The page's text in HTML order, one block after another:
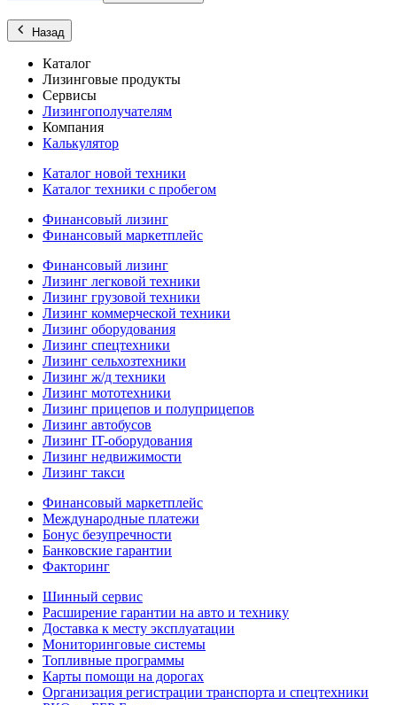
Назад
Каталог
Лизинговые продукты
Сервисы
Лизингополучателям
Компания
Калькулятор
Каталог новой техники
Каталог техники с пробегом
Финансовый лизинг
Финансовый маркетплейс
Финансовый лизинг
Лизинг легковой техники
Лизинг грузовой техники
Лизинг коммерческой техники
Лизинг оборудования
Лизинг спецтехники
Лизинг сельхозтехники
Лизинг ж/д техники
Лизинг мототехники
Лизинг прицепов и полуприцепов
Лизинг автобусов
Лизинг IT-оборудования
Лизинг недвижимости
Лизинг такси
Финансовый маркетплейс
Международные платежи
Бонус безупречности
Банковские гарантии
Факторинг
Шинный сервис
Расширение гарантии на авто и технику
Доставка к месту эксплуатации
Мониторинговые системы
Топливные программы
Карты помощи на дорогах
Организация регистрации транспорта и спецтехники